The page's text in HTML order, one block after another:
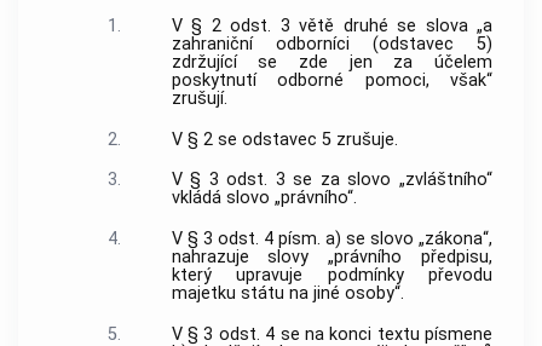
1.
V § 2 odst. 3 větě druhé se slova „a
zahraniční odborníci (odstavec 5)
zdržující se zde jen za účelem
poskytnutí odborné pomoci, však“
zrušují.
2.
V § 2 se odstavec 5 zrušuje.
3.
V § 3 odst. 3 se za slovo „zvláštního“
vkládá slovo „právního“.
4.
V § 3 odst. 4 písm. a) se slovo „zákona“,
nahrazuje slovy „právního předpisu,
který upravuje podmínky převodu
majetku státu na jiné osoby“.
5.
V § 3 odst. 4 se na konci textu písmene